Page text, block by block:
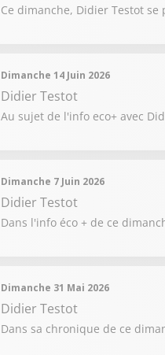
Ce dimanche, Didier Testot
Dimanche 14 Juin 2026
Didier Testot
Au sujet de l'info eco+ avec
Dimanche 7 Juin 2026
Didier Testot
Dans l'info éco + de ce
Dimanche 31 Mai 2026
Didier Testot
Dans sa chronique de ce